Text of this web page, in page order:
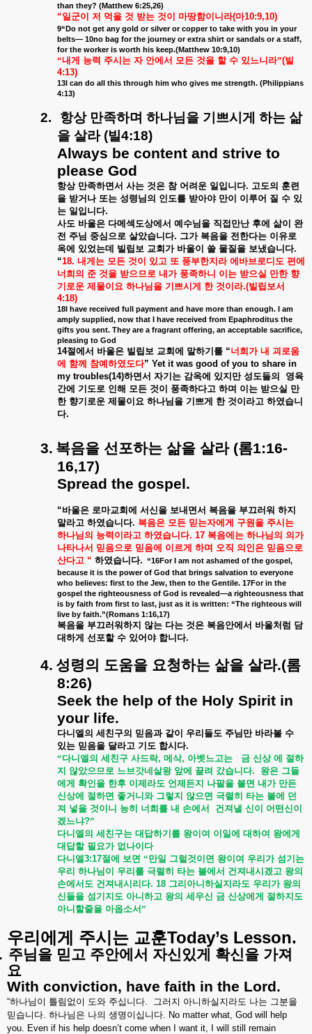
than they? (Matthew 6:25,26)
“일군이 저 먹을 것 받는 것이 마땅함이니라(마10:9,10)
9“Do not get any gold or silver or copper to take with you in your
belts— 10no bag for the journey or extra shirt or sandals or a staff,
for the worker is worth his keep.(Matthew 10:9,10)
“내게 능력 주시는 자 안에서 모든 것을 할 수 있느니라”(빌
4:13)
13I can do all this through him who gives me strength. (Philippians
4:13)
2. 항상 만족하며 하나님을 기쁘시게 하는 삶
을 살라 (빌4:18)
Always be content and strive to
please God
항상 만족하면서 사는 것은 참 어려운 일입니다. 고도의 훈련
을 받거나 또는 성령님의 인도를 받아야 만이 이루어 질 수 있
는 일입니다.
사도 바울은 다메섹도상에서 예수님을 직접만난 후에 삶이 완
전 주님 중심으로 살았습니다. 그가 복음을 전한다는 이유로
옥에 있었는데 빌립보 교회가 바울이 쓸 물질을 보냈습니다.
“18. 내게는 모든 것이 있고 또 풍부한지라 에바브로디도 편에
너희의 준 것을 받으므로 내가 풍족하니 이는 받으실 만한 향
기로운 제물이요 하나님을 기쁘시게 한 것이라.(빌립보서
4:18)
18I have received full payment and have more than enough. I am
amply supplied, now that I have received from Epaphroditus the
gifts you sent. They are a fragrant offering, an acceptable sacrifice,
pleasing to God
14절에서 바울은 빌립보 교회에 말하기를 “너희가 내 괴로움
에 함께 참예하였도다” Yet it was good of you to share in
my troubles(14)하면서 자기는 감옥에 있지만 성도들의
영육
간에 기도로 인해 모든 것이 풍족하다고 하며 이는 받으실 만
한 향기로운 제물이요 하나님을 기쁘게 한 것이라고 하였습니
다.
3. 복음을 선포하는 삶을 살라(롬1:16-
16,17)
Spread the gospel.
“바울은 로마교회에 서신을 보내면서 복음을 부끄러워 하지
말라고 하였습니다. 복음은 모든 믿는자에게 구원을 주시는
하나님의 능력이라고 하였습니다. 17 복음에는 하나님의 의가
나타나서 믿음으로 믿음에 이르게 하며 오직 의인은 믿음으로
산다고 “ 하였습니다. “16For I am not ashamed of the gospel,
because it is the power of God that brings salvation to everyone
who believes: first to the Jew, then to the Gentile. 17For in the
gospel the righteousness of God is revealed—a righteousness that
is by faith from first to last, just as it is written: “The righteous will
live by faith.”(Romans 1:16,17)
복음을 부끄러워하지 않는 다는 것은 복음안에서 바울처럼 담
대하게 선포할 수 있어야 합니다.
4. 성령의 도움을 요청하는 삶을 살라.(롬
8:26)
Seek the help of the Holy Spirit in
your life.
다니엘의 세친구의 믿음과 같이 우리들도 주님만 바라볼 수
있는 믿음을 달라고 기도 합시다.
“다니엘의 세친구 사드락, 메삭, 아벳느고는 금 신상 에 절하
지 않았으므로 느브갓네살왕 앞에 끌려 갔습니다. 왕은 그들
에게 확인을 한후 이제라도 언제든지 나팔을 불면 내가 만든
신상에 절하면 좋거니와 그렇지 않으면 극렬히 타는 불에 던
져 넣을 것이니 능히 너희를 내 손에서 건져낼 신이
어떤신이
겠느냐?”
다니엘의 세친구는 대답하기를 왕이여 이일에 대하여 왕에게
대답할 필요가 없나이다
다니엘3:17절에 보면 “만일 그럴것이면 왕이여 우리가 섬기는
우리 하나님이 우리를 극렬히 타는 불에서 건져내시겠고 왕의
손에서도 건져내시리다. 18 그리아니하실지라도 우리가 왕의
신들을 섬기지도 아니하고 왕의 세우신 금 신상에게 절하지도
아니할줄을 아옵소서”
우리에게 주시는 교훈Today’s Lesson.
주님을 믿고 주안에서 자신있게 확신을 가져
요
With conviction, have faith in the Lord.
“하나님이 틀림없이 도와 주십니다. 그러지 아니하실지라도 나는 그분을
믿습니다. 하나님은 나의 생명이십니다. No matter what, God will help
you. Even if his help doesn’t come when I want it, I will still remain